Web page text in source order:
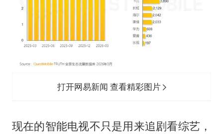
打开网易新闻 查看精彩图片
现在的智能电视不只是用来追剧看综艺，